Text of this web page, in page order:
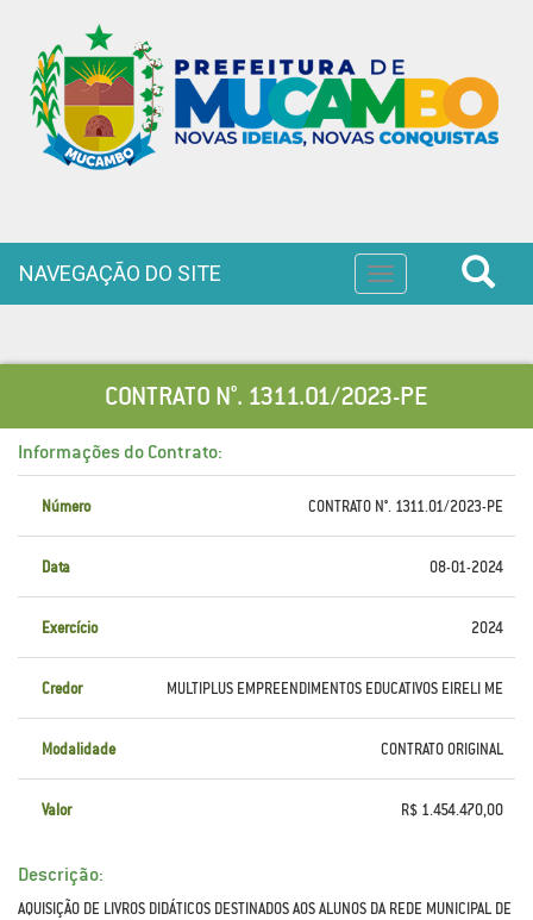
Toggle
navigation
NAVEGAÇÃO DO SITE
CONTRATO N°. 1311.01/2023-PE
Informações do Contrato:
Número CONTRATO N°. 1311.01/2023-PE
Data 08-01-2024
Exercício 2024
Credor MULTIPLUS EMPREENDIMENTOS EDUCATIVOS EIRELI ME
Modalidade CONTRATO ORIGINAL
Valor R$ 1.454.470,00
Descrição:
AQUISIÇÃO DE LIVROS DIDÁTICOS DESTINADOS AOS ALUNOS DA REDE MUNICIPAL DE